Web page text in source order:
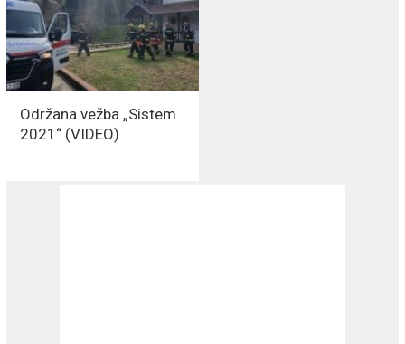
Održana vežba „Sistem
2021“ (VIDEO)